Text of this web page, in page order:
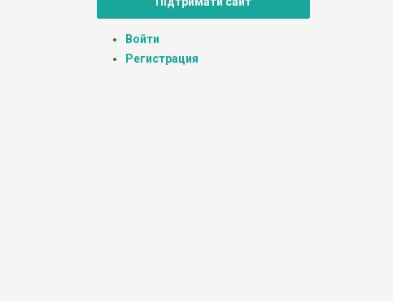
Войти
Регистрация